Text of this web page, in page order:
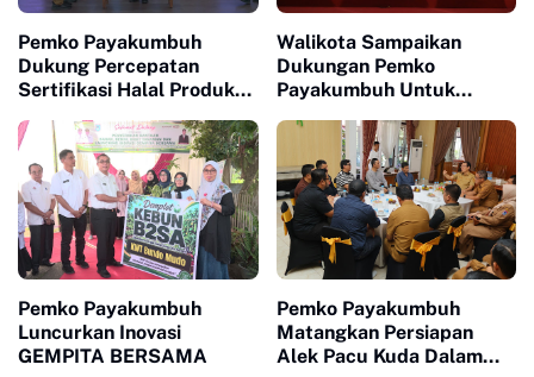
Pemko Payakumbuh
Dukung Percepatan
Sertifikasi Halal Produk
Walikota Sampaikan
Dukungan Pemko
Payakumbuh Untuk
Payakumbuh periode
2026-2030
Pemko Payakumbuh
Luncurkan Inovasi
GEMPITA BERSAMA
Pemko Payakumbuh
Matangkan Persiapan
Alek Pacu Kuda Dalam